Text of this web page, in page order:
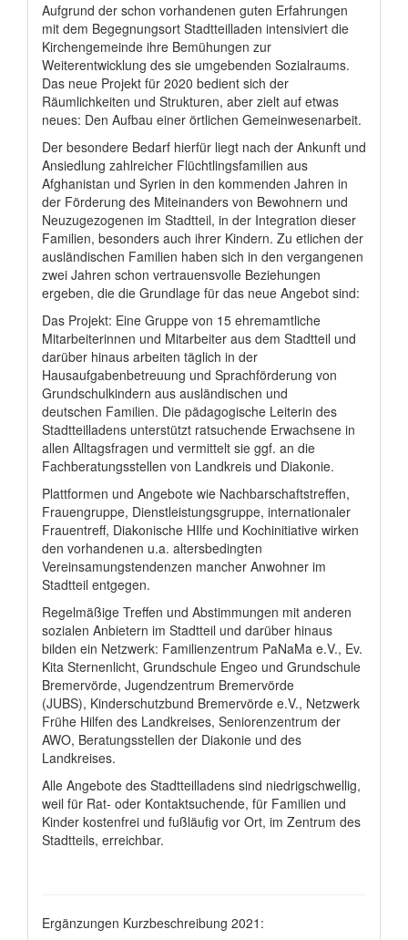
Aufgrund der schon vorhandenen guten Erfahrungen
mit dem Begegnungsort Stadtteilladen intensiviert die
Kirchengemeinde ihre Bemühungen zur
Weiterentwicklung des sie umgebenden Sozialraums.
Das neue Projekt für 2020 bedient sich der
Räumlichkeiten und Strukturen, aber zielt auf etwas
neues: Den Aufbau einer örtlichen Gemeinwesenarbeit.
Der besondere Bedarf hierfür liegt nach der Ankunft und
Ansiedlung zahlreicher Flüchtlingsfamilien aus
Afghanistan und Syrien in den kommenden Jahren in
der Förderung des Miteinanders von Bewohnern und
Neuzugezogenen im Stadtteil, in der Integration dieser
Familien, besonders auch ihrer Kindern. Zu etlichen der
ausländischen Familien haben sich in den vergangenen
zwei Jahren schon vertrauensvolle Beziehungen
ergeben, die die Grundlage für das neue Angebot sind:
Das Projekt: Eine Gruppe von 15 ehremamtliche
Mitarbeiterinnen und Mitarbeiter aus dem Stadtteil und
darüber hinaus arbeiten täglich in der
Hausaufgabenbetreuung und Sprachförderung von
Grundschulkindern aus ausländischen und
deutschen Familien. Die pädagogische Leiterin des
Stadtteilladens unterstützt ratsuchende Erwachsene in
allen Alltagsfragen und vermittelt sie ggf. an die
Fachberatungsstellen von Landkreis und Diakonie.
Plattformen und Angebote wie Nachbarschaftstreffen,
Frauengruppe, Dienstleistungsgruppe, internationaler
Frauentreff, Diakonische HIlfe und Kochinitiative wirken
den vorhandenen u.a. altersbedingten
Vereinsamungstendenzen mancher Anwohner im
Stadtteil entgegen.
Regelmäßige Treffen und Abstimmungen mit anderen
sozialen Anbietern im Stadtteil und darüber hinaus
bilden ein Netzwerk: Familienzentrum PaNaMa e.V., Ev.
Kita Sternenlicht, Grundschule Engeo und Grundschule
Bremervörde, Jugendzentrum Bremervörde
(JUBS), Kinderschutzbund Bremervörde e.V., Netzwerk
Frühe Hilfen des Landkreises, Seniorenzentrum der
AWO, Beratungsstellen der Diakonie und des
Landkreises.
Alle Angebote des Stadtteilladens sind niedrigschwellig,
weil für Rat- oder Kontaktsuchende, für Familien und
Kinder kostenfrei und fußläufig vor Ort, im Zentrum des
Stadtteils, erreichbar.
Ergänzungen Kurzbeschreibung 2021: